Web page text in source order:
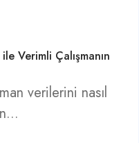
Verimli Çalışmanın
verilerini nasıl